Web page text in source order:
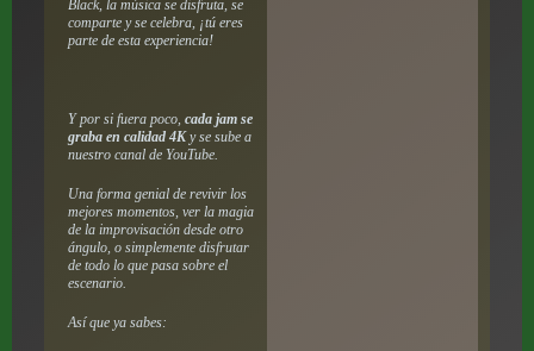
Black, la música se disfruta, se
comparte y se celebra, ¡tú eres
parte de esta experiencia!
Y por si fuera poco, cada jam se
graba en calidad 4Ky se sube a
nuestro canal de YouTube.
Una forma genial de revivir los
mejores momentos, ver la magia
de la improvisación desde otro
ángulo, o simplemente disfrutar
de todo lo que pasa sobre el
escenario.
Así que ya sabes: